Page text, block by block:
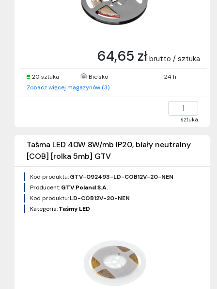
64,65 zł brutto / sztuka
20 sztuka Bielsko
24 h
Zobacz więcej magazynów (3)
sztuka
Taśma LED 40W 8W/mb IP20, biały neutralny
[COB] [rolka 5mb] GTV
Kod produktu:GTV-092493-LD-COB12V-20-NEN
Producent:GTV Poland S.A.
Kod produktu:LD-COB12V-20-NEN
Kategoria:Taśmy LED